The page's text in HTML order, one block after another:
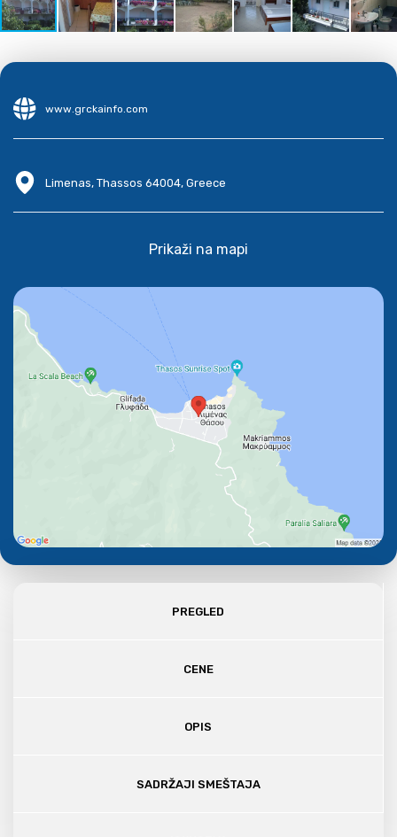
www.grckainfo.com
Limenas, Thassos 64004, Greece
Prikaži na mapi
PREGLED
CENE
OPIS
SADRŽAJI SMEŠTAJA